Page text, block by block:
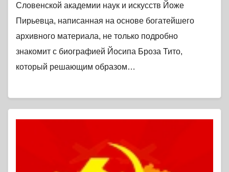
Словенской академии наук и искусств Йоже
Пирьевца, написанная на основе богатейшего
архивного материала, не только подробно
знакомит с биографией Йосипа Броза Тито,
который решающим образом…